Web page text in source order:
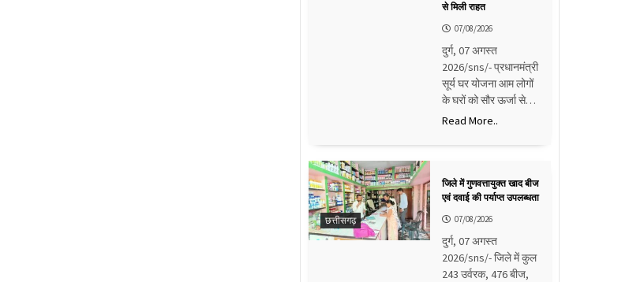
से मिली राहत
07/08/2026
दुर्ग, 07 अगस्त
2026/sns/- प्रधानमंत्री
सूर्य घर योजना आम लोगों
के घरों को सौर ऊर्जा से…
Read More..
छत्तीसगढ़
जिले में गुणवत्तायुक्त खाद बीज
एवं दवाई की पर्याप्त उपलब्धता
07/08/2026
दुर्ग, 07 अगस्त
2026/sns/- जिले में कुल
243 उर्वरक, 476 बीज,